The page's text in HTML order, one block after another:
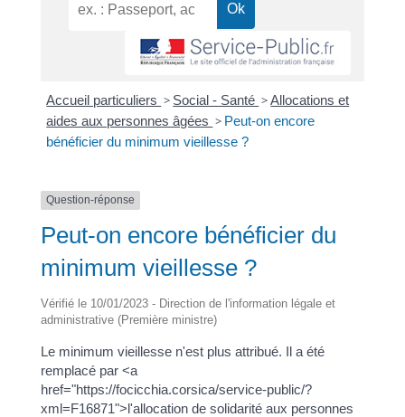
Accueil particuliers > Social - Santé >Allocations et
aides aux personnes âgées > Peut-on encore
bénéficier du minimum vieillesse ?
Question-réponse
Peut-on encore bénéficier du
minimum vieillesse ?
Vérifié le 10/01/2023 - Direction de l'information légale et
administrative (Première ministre)
Le minimum vieillesse n'est plus attribué. Il a été
remplacé par <a
href="https://focicchia.corsica/service-public/?
xml=F16871">l'allocation de solidarité aux personnes